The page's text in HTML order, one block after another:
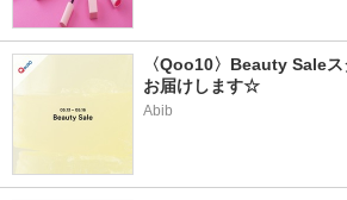
〈Qoo10〉Beauty Sale
お届けします☆
Abib